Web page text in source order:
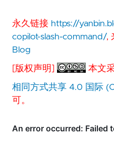
永久链接 https://
copilot-slash-command/,
Blog
[版权声明] 本文
相同方式共享 4.0 国际
可。